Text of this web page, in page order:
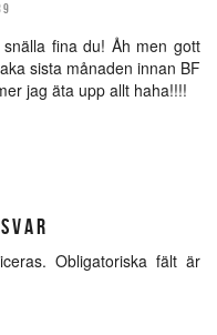
fina du! Åh men gott
sista månaden innan BF
jag äta upp allt haha!!!!
Obligatoriska fält är